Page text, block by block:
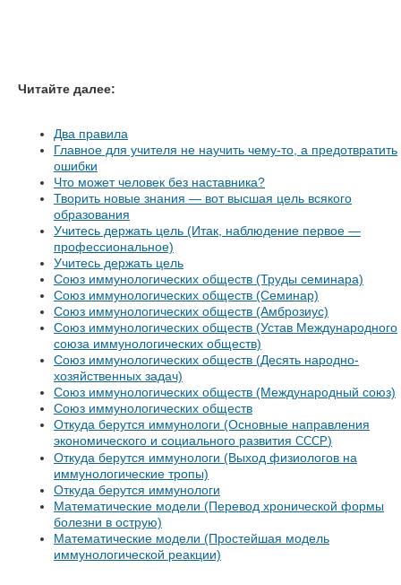
Читайте далее:
Два правила
Главное для учителя не научить чему-то, а предотвратить
ошибки
Что может человек без наставника?
Творить новые знания — вот высшая цель всякого
образования
Учитесь держать цель (Итак, наблюдение первое —
профессиональное)
Учитесь держать цель
Союз иммунологических обществ (Труды семинара)
Союз иммунологических обществ (Семинар)
Союз иммунологических обществ (Амброзиус)
Союз иммунологических обществ (Устав Международного
союза иммунологических обществ)
Союз иммунологических обществ (Десять народно-
хозяйственных задач)
Союз иммунологических обществ (Международный союз)
Союз иммунологических обществ
Откуда берутся иммунологи (Основные направления
экономического и социального развития СССР)
Откуда берутся иммунологи (Выход физиологов на
иммунологические тропы)
Откуда берутся иммунологи
Математические модели (Перевод хронической формы
болезни в острую)
Математические модели (Простейшая модель
иммунологической реакции)